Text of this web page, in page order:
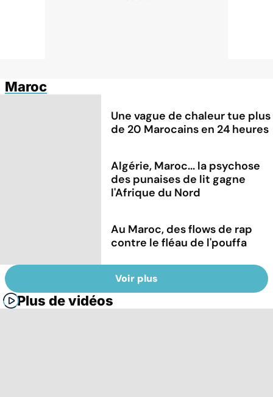
Maroc
Une vague de chaleur tue plus
de 20 Marocains en 24 heures
Algérie, Maroc... la psychose
des punaises de lit gagne
l'Afrique du Nord
Au Maroc, des flows de rap
contre le fléau de l'pouffa
Voir plus
Plus de vidéos